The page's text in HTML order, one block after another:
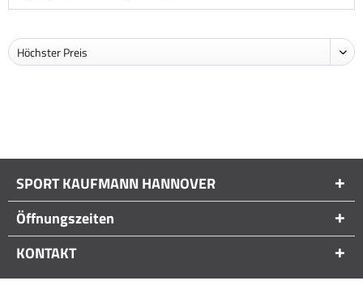
SPORT KAUFMANN HANNOVER
Öffnungszeiten
KONTAKT